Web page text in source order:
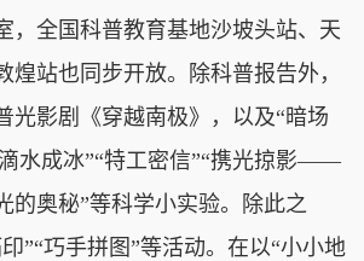
，全国科普教育基地沙坡头站、天
煌站也同步开放。除科普报告外，
光影剧《穿越南极》，以及“暗场
水成冰”“特工密信”“携光掠影——
的奥秘”等科学小实验。除此之
”“巧手拼图”等活动。在以“小小地